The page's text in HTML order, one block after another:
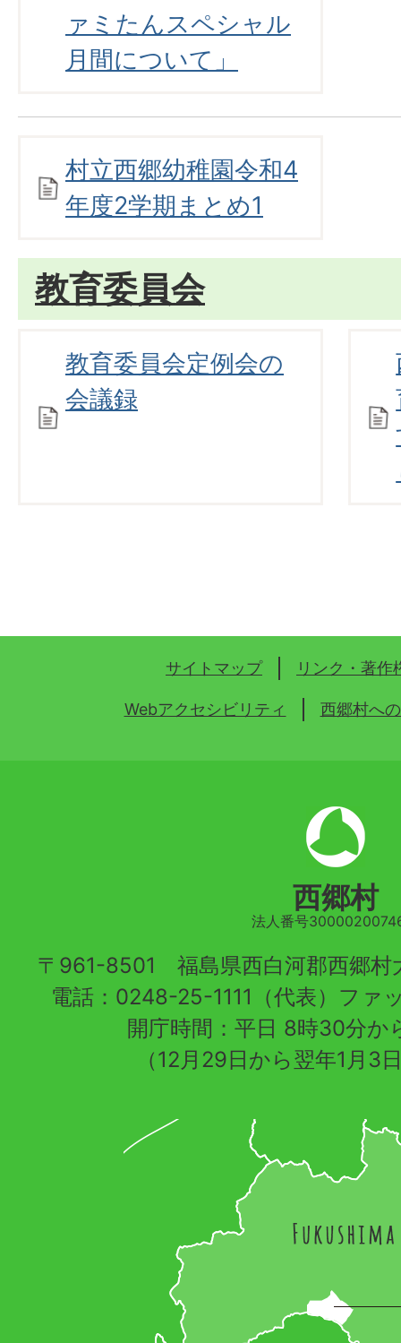
ァミたんスペシャル
月間について」
村立西郷幼稚園令和4
年度2学期まとめ1
教育委員会
教育委員会定例会の
会議録
サイトマップ リンク・著作
Webアクセシビリティ 西郷村へ
西郷村
法人番号
〒961-8501 福島県西白河郡西郷村
電話：0248-25-1111（代表）フ
開庁時間：平日 8時30分か
（12月29日から翌年1月3